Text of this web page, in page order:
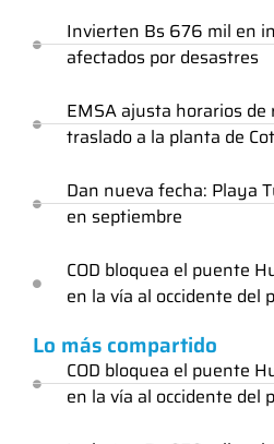
Invierten Bs 676 mil en
afectados por desastres
EMSA ajusta horarios de
traslado a la planta de
Dan nueva fecha: Playa
en septiembre
COD bloquea el puente
en la vía al occidente del
Lo más compartido
COD bloquea el puente
en la vía al occidente del